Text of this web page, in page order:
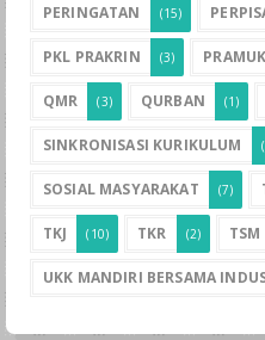
PERINGATAN (15)
PKL PRAKRIN (3)
QMR (3) QURBAN (1)
SINKRONISASI KURIKULUM
SOSIAL MASYARAKAT (7)
TKJ (10) TKR (2) TSM
UKK MANDIRI BERSAMA